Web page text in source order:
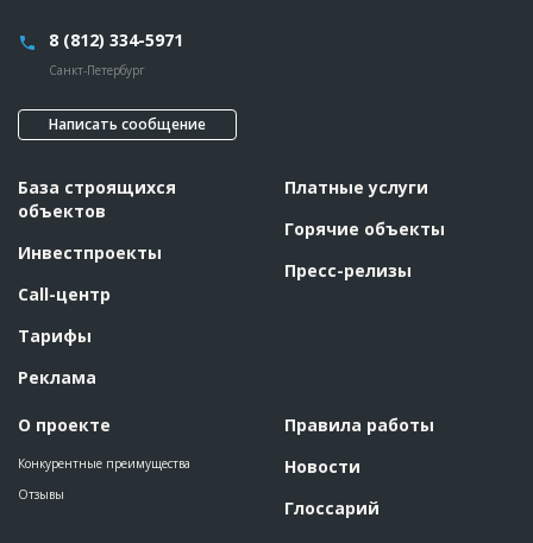
8 (812) 334-5971
Санкт-Петербург
Написать сообщение
База строящихся
объектов
Инвестпроекты
Call-центр
Тарифы
Реклама
О проекте
Конкурентные преимущества
Отзывы
Платные услуги
Горячие объекты
Пресс-релизы
Правила работы
Новости
Глоссарий